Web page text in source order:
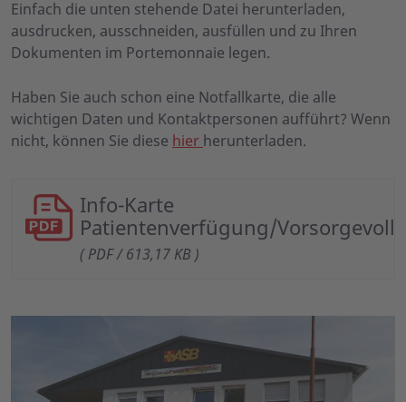
Einfach die unten stehende Datei herunterladen,
ausdrucken, ausschneiden, ausfüllen und zu Ihren
Dokumenten im Portemonnaie legen.
Haben Sie auch schon eine Notfallkarte, die alle
wichtigen Daten und Kontaktpersonen aufführt? Wenn
nicht, können Sie diese hier herunterladen.
Info-Karte
Patientenverfügung/
( PDF / 613,17 KB )